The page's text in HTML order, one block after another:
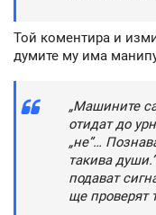
Той коментира и
думите му има
„Машините
отидат до
„не”…
такива
подават
ще проверят